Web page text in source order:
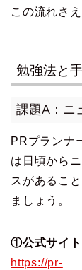
この流れさ
勉強法と
課題A：ニ
PRプランナ
は日頃から
スがあるこ
ましょう。
①公式サイト
https://pr-